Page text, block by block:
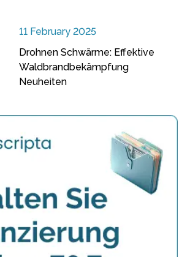
11 February 2025
Drohnen Schwärme: Effektive
Waldbrandbekämpfung
Neuheiten